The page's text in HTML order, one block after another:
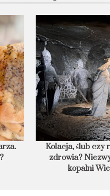
Kolacja, ślub czy
zdrowia?
kopalni